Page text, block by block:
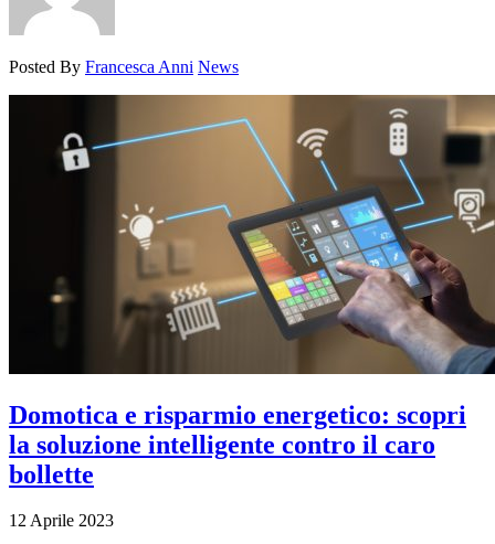
Posted By Francesca Anni News
Domotica e risparmio energetico: scopri
la soluzione intelligente contro il caro
bollette
12 Aprile 2023